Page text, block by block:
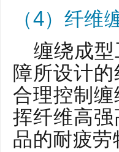
（4）纤
缠绕成
障所设计
合理控制
挥纤维高
品的耐疲劳